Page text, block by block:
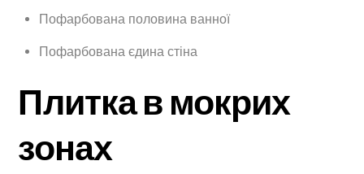
Пофарбована половина ванної
Пофарбована єдина стіна
Плитка в мокрих
зонах